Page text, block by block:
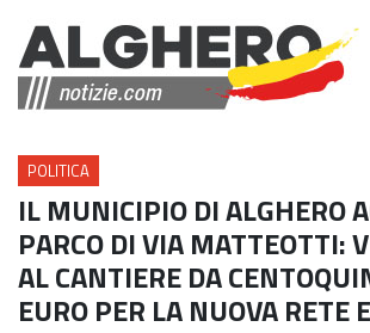
POLITICA
IL MUNICIPIO DI ALGHERO
PARCO DI VIA MATTEOTTI:
AL CANTIERE DA
EURO PER LA NUOVA RETE